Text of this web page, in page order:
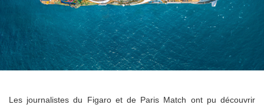
Les journalistes du Figaro et de Paris Match ont pu découvrir